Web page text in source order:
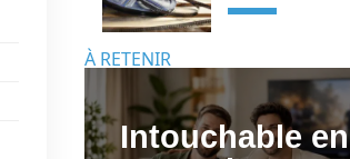
À RETENIR
Intouchable en